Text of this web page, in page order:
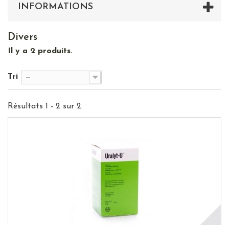
INFORMATIONS
Divers
Il y a 2 produits.
Tri --
Résultats 1 - 2 sur 2.